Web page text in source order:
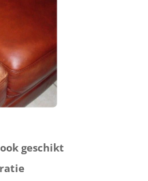
geschikt